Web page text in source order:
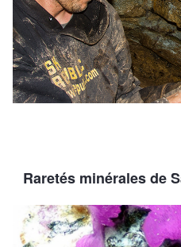
Raretés minérales de